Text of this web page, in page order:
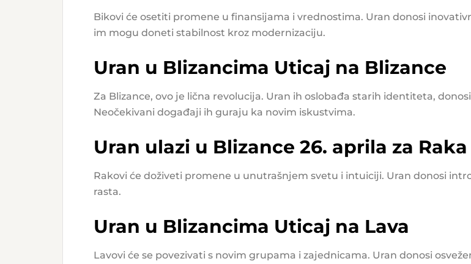
Bikovi će osetiti promene u finansijama i vrednostima. Uran donosi
im mogu doneti stabilnost kroz modernizaciju.
Uran u Blizancima Uticaj na Blizance
Za Blizance, ovo je lična revolucija. Uran ih oslobađa starih identiteta,
Neočekivani događaji ih guraju ka novim iskustvima.
Uran ulazi u Blizance 26. aprila za Raka
Rakovi će doživeti promene u unutrašnjem svetu i intuiciji. Uran donosi
rasta.
Uran u Blizancima Uticaj na Lava
Lavovi će se povezivati s novim grupama i zajednicama. Uran donosi